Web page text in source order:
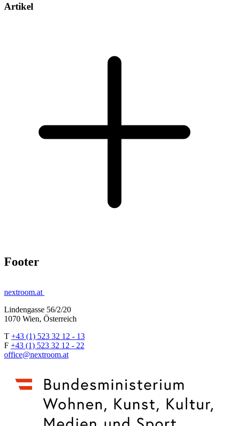
Artikel
Footer
nextroom.at
Lindengasse 56/2/20
1070 Wien, Österreich
T +43 (1) 523 32 12 - 13
F +43 (1) 523 32 12 - 22
office@nextroom.at